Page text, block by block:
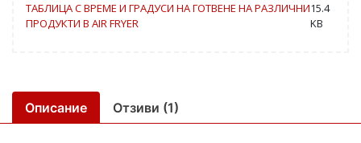
ТАБЛИЦА С ВРЕМЕ И ГРАДУСИ НА ГОТВЕНЕ НА РАЗЛИЧНИ
ПРОДУКТИ В AIR FRYER
15.4
KB
Описание Отзиви (1)